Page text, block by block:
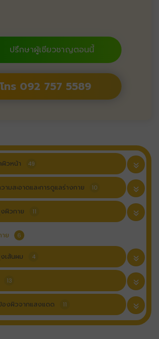
ปรึกษาผู้เชียวชาญตอนนี้
โทร 092 757 5589
วหน้า 49
มสะอาดและการดูแลร่างกาย 10
ผิวกาย 11
ย 6
เส้นผม 4
13
งผิวจากแสงแดด 11